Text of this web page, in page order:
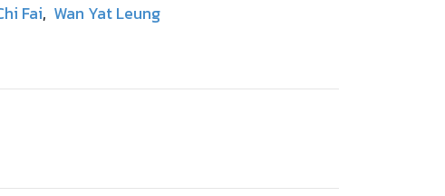
Fai, Wan Yat Leung